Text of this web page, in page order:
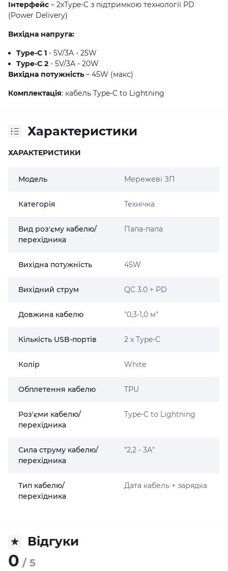
Інтерфейс – 2хType-C з підтримкою технології PD
(Power Delivery)
Вихідна напруга:
Type-C 1 - 5V/3A - 25W
Type-C 2 - 5V/3A - 20W
Вихідна потужність – 45W (макс)
Комплектація: кабель Type-C to Lightning
Характеристики
ХАРАКТЕРИСТИКИ
Модель Мережеві ЗП
Категорія Технічка
Вид роз'єму кабелю/
перехідника
Папа-папа
Вихідна потужність 45W
Вихідний струм QC 3.0 + PD
Довжина кабелю "0,3-1,0 м"
Кількість USB-портів 2 х Type-C
Колір White
Обплетення кабелю TPU
Роз'єми кабелю/
перехідника
Type-C to Lightning
Сила струму кабелю/
перехідника
"2,2 - 3А"
Тип кабелю/
перехідника
Дата кабель + зарядка
Відгуки
0 / 5